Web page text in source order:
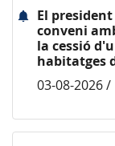
El
conveni
la cessió
habitatges
03-08-2026 /